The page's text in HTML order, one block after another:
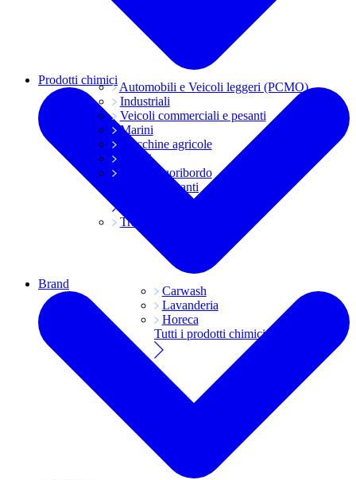
Automobili e Veicoli leggeri (PCMO)
Industriali
Veicoli commerciali e pesanti
Marini
Macchine agricole
Grassi
Moto e fuoribordo
Tutti i lubrificanti
Trasmissioni
Prodotti chimici
Carwash
Lavanderia
Horeca
Tutti i prodotti chimici
Brand